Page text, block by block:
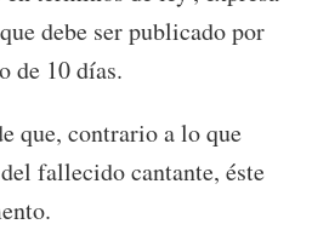
debe ser publicado por
de 10 días.
que, contrario a lo que
fallecido cantante, éste